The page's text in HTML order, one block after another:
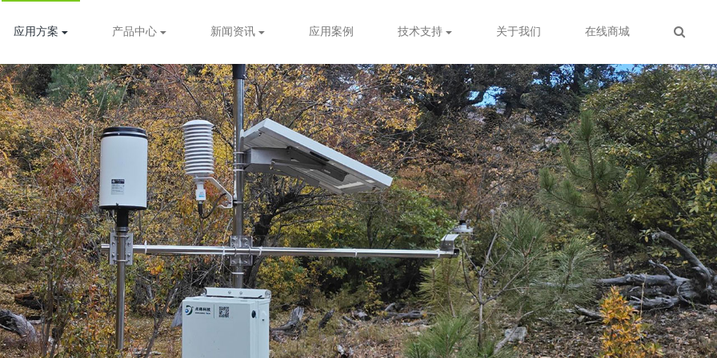
应用方案 产品中心 新闻资讯 应用案例 技术支持 关于我们 在线商城